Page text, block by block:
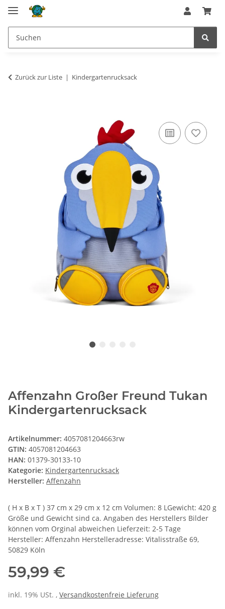
Zurück zur Liste Kindergartenrucksack
Affenzahn Großer Freund Tukan
Kindergartenrucksack
Artikelnummer: 4057081204663rw
GTIN: 4057081204663
HAN: 01379-30133-10
Kategorie: Kindergartenrucksack
Hersteller: Affenzahn
( H x B x T ) 37 cm x 29 cm x 12 cm Volumen: 8 LGewicht: 420 g
Größe und Gewicht sind ca. Angaben des Herstellers Bilder
können vom Orginal abweichen Lieferzeit: 2-5 Tage
Hersteller: Affenzahn Herstelleradresse: Vitalisstraße 69,
50829 Köln
59,99 €
inkl. 19% USt. , Versandkostenfreie Lieferung